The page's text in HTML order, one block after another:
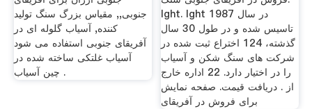
جنوبی,, مقیاس بزرگ سنگ تولید
کننده, آسیاب گلوله ای در
آفریقای جنوبی استفاده می شود
آسیاب غلتکی ساخته شده در
چین آسیاب .
lght. lght در سال 1987
تاسیس شده و در طول 30 سال
گذشته، 124 اختراع ثبت شده در
شركت های سنگ شكن و آسیاب
را در اختیار دارد. 22 اداره خارج
از . دریافت قیمت. صفحه نمایش
برای فروش در آفریقای